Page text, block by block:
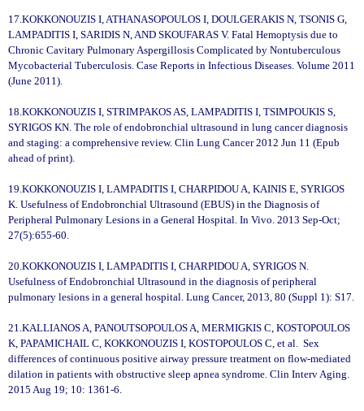
17.KOKKONOUZIS I, ATHANASOPOULOS I, DOULGERAKIS N, TSONIS G,
LAMPADITIS I, SARIDIS N, AND SKOUFARAS V. Fatal Hemoptysis due to
Chronic Cavitary Pulmonary Aspergillosis Complicated by Nontuberculous
Mycobacterial Tuberculosis. Case Reports in Infectious Diseases. Volume 2011
(June 2011).
18.KOKKONOUZIS I, STRIMPAKOS AS, LAMPADITIS I, TSIMPOUKIS S,
SYRIGOS KN. The role of endobronchial ultrasound in lung cancer diagnosis
and staging: a comprehensive review. Clin Lung Cancer 2012 Jun 11 (Epub
ahead of print).
19.KOKKONOUZIS I, LAMPADITIS I, CHARPIDOU A, KAINIS E, SYRIGOS
K. Usefulness of Endobronchial Ultrasound (EBUS) in the Diagnosis of
Peripheral Pulmonary Lesions in a General Hospital. In Vivo. 2013 Sep-Oct;
27(5):655-60.
20.KOKKONOUZIS I, LAMPADITIS I, CHARPIDOU A, SYRIGOS N.
Usefulness of Endobronchial Ultrasound in the diagnosis of peripheral
pulmonary lesions in a general hospital. Lung Cancer, 2013, 80 (Suppl 1): S17.
21.KALLIANOS A, PANOUTSOPOULOS A, MERMIGKIS C, KOSTOPOULOS
K, PAPAMICHAIL C, KOKKONOUZIS I, KOSTOPOULOS C, et al. Sex
differences of continuous positive airway pressure treatment on flow-mediated
dilation in patients with obstructive sleep apnea syndrome. Clin Interv Aging.
2015 Aug 19; 10: 1361-6.